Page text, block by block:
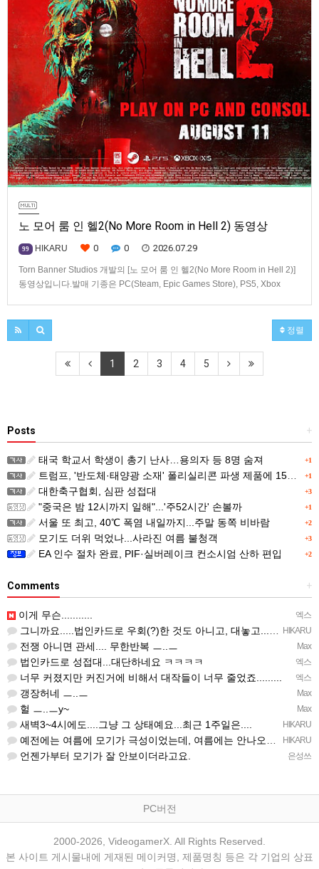
노 모어 룸 인 헬2(No More Room in Hell 2) 동영상
99 HIKARU 0 0 2026.07.29
Torn Banner Studios 개발의 [노 모어 룸 인 헬2(No More Room in Hell 2)]
동영상입니다.발매 기종은 PC(Steam, Epic Games Store), PS5, Xbox
정렬
1 2 3 4 5
+
Posts
+1
태국 학교서 학생이 총기 난사…용의자 등 8명 숨져
+1
트럼프, '반도체·태양광 소재' 폴리실리콘 파생 제품에 15% 관세...한국 기업도 영향
+3
대한축구협회, 심판 성접대
+1
"중국은 밤 12시까지 일해"...'주52시간' 손볼까
+2
서울 또 최고, 40℃ 폭염 내일까지...주말 동쪽 비바람
+3
모기도 더위 먹었나...사라진 여름 불청객
+2
EA 인수 절차 완료, PIF·실버레이크 컨소시엄 산하 편입
+
Comments
엑스
이게 무슨...........
HIKARU
그니까요.....법인카드로 우회(?)한 것도 아니고, 대놓고...ㅋ ㅋ)
Max
전쟁 아니면 관세.... 무한반복 ㅡ..ㅡ
엑스
법인카드로 성접대...대단하네요 ㅋㅋㅋㅋ
엑스
너무 커졌지만 커진거에 비해서 대작들이 너무 줄었죠.........
Max
갱장허네 ㅡ..ㅡ
Max
헐 ㅡ..ㅡy~
HIKARU
새벽3~4시에도....그냥 그 상태예요...최근 1주일은....
HIKARU
예전에는 여름에 모기가 극성이었는데, 여름에는 안나오는 것 같은.....ㅎ ㅎ)
은성쓰
언젠가부터 모기가 잘 안보이더라고요.
PC버전
2000-2026, VideogamerX. All Rights Reserved.
본 사이트 게시물내에 게재된 메이커명, 제품명칭 등은 각 기업의 상표